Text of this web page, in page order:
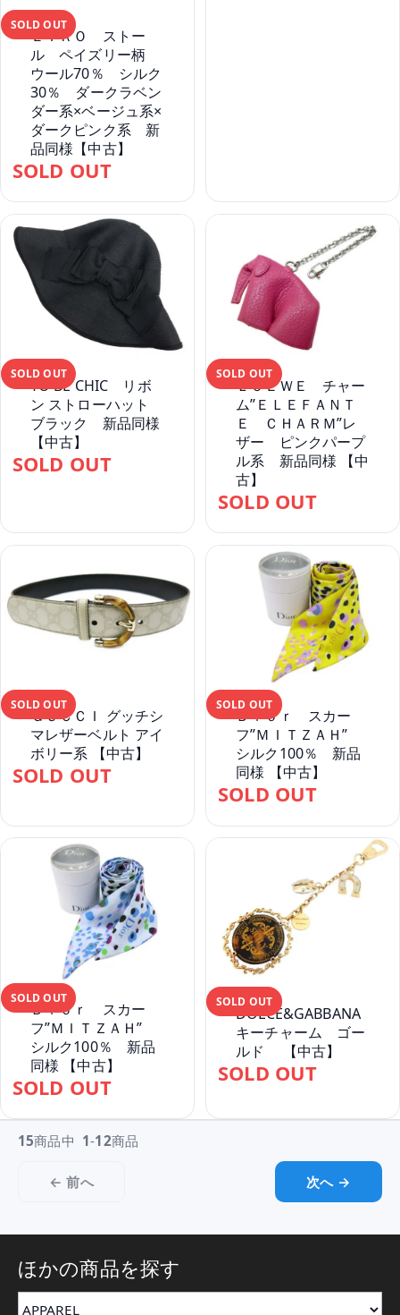
SOLD OUT
ＥＴＲＯ ストー
ル ペイズリー柄
ウール70％ シルク
30％ ダークラベン
ダー系×ベージュ系×
ダークピンク系 新
品同様【中古】
SOLD OUT
SOLD OUT
TO BE CHIC リボ
ン ストローハット
ブラック 新品同様
【中古】
SOLD OUT
SOLD OUT
ＬＯＥＷＥ チャー
ム”ＥＬＥＦＡＮＴ
Ｅ ＣＨＡＲＭ”レ
ザー ピンクパープ
ル系 新品同様 【中
古】
SOLD OUT
SOLD OUT
ＧＵＣＣＩ グッチシ
マレザーベルト アイ
ボリー系 【中古】
SOLD OUT
SOLD OUT
Ｄｉｏｒ スカー
フ”ＭＩＴＺＡＨ”
シルク100％ 新品
同様 【中古】
SOLD OUT
SOLD OUT
Ｄｉｏｒ スカー
フ”ＭＩＴＺＡＨ”
シルク100％ 新品
同様 【中古】
SOLD OUT
SOLD OUT
DOLCE&GABBANA
キーチャーム ゴー
ルド 【中古】
SOLD OUT
15商品中 1-12商品
← 前へ 次へ →
ほかの商品を探す